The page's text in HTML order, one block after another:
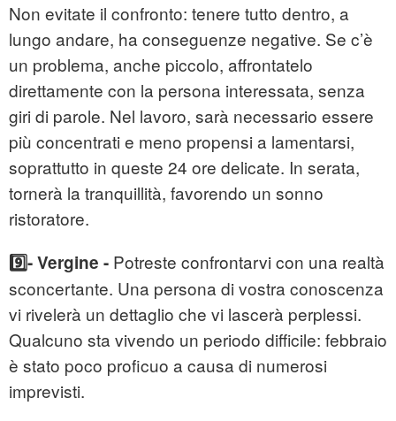
Non evitate il confronto: tenere tutto dentro, a
lungo andare, ha conseguenze negative. Se c’è
un problema, anche piccolo, affrontatelo
direttamente con la persona interessata, senza
giri di parole. Nel lavoro, sarà necessario essere
più concentrati e meno propensi a lamentarsi,
soprattutto in queste 24 ore delicate. In serata,
tornerà la tranquillità, favorendo un sonno
ristoratore.
9️⃣- Vergine - Potreste confrontarvi con una realtà
sconcertante. Una persona di vostra conoscenza
vi rivelerà un dettaglio che vi lascerà perplessi.
Qualcuno sta vivendo un periodo difficile: febbraio
è stato poco proficuo a causa di numerosi
imprevisti.